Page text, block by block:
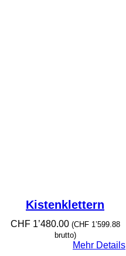
Kistenklettern
CHF1’480.00 (CHF1’599.88
brutto)
Mehr Details